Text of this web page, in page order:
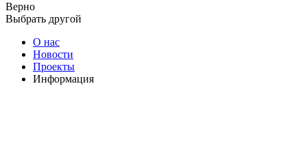
Верно
Выбрать другой
О нас
Новости
Проекты
Информация